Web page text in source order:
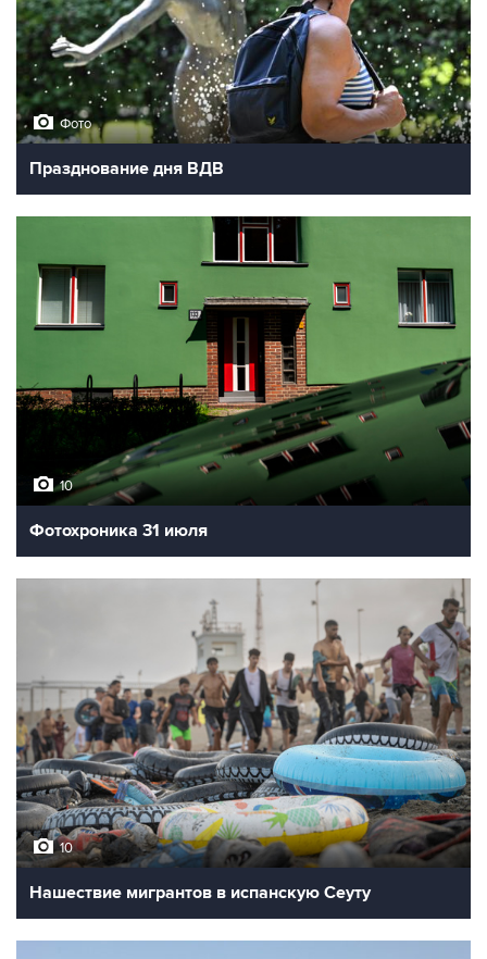
Фото
Празднование дня ВДВ
10
Фотохроника 31 июля
10
Нашествие мигрантов в испанскую Сеуту